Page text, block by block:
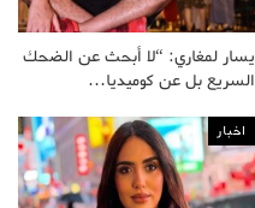
يسار لمغاري: “لا أبحث عن الضحك
السريع بل عن كوميديا…
اخبار